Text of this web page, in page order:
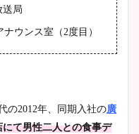
すぎww原因や痩せたダ
ット方は？昔と現在を画
！美脚や水着姿に年齢も
調査！
送局
ンス室（2度目）
の2012年、同期入社の廣
て男性二人との食事デ